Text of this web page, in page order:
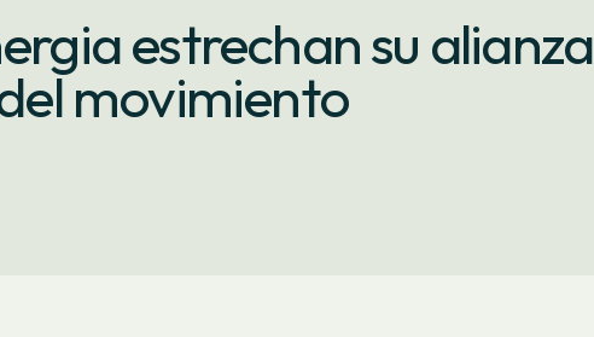
estrechan su alianza
movimiento